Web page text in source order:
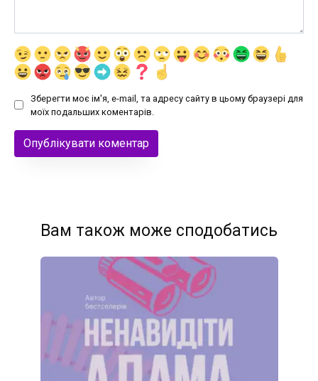
Зберегти моє ім'я, e-mail, та адресу сайту в цьому браузері для
моїх подальших коментарів.
Вам також може сподобатись